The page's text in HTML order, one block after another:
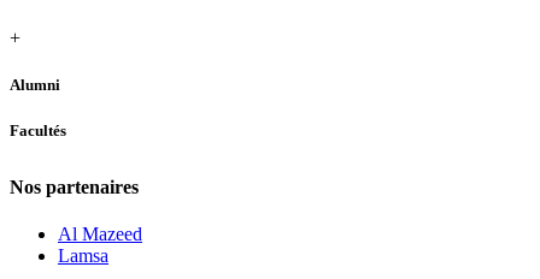
+
Alumni
Facultés
Nos partenaires
Al Mazeed
Lamsa